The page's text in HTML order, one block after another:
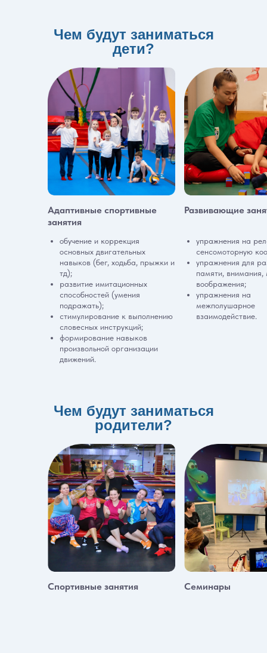
Чем будут заниматься
дети?
Адаптивные спортивные
занятия
обучение и коррекция
основных двигательных
навыков (бег, ходьба, прыжки и
тд);
развитие имитационных
способностей (умения
подражать);
стимулирование к выполнению
словесных инструкций;
формирование навыков
произвольной организации
движений.
Развивающие
упражнения на
сенсомоторную
упражнения для
памяти,
воображения;
упражнения на
межполушарное
взаимодействие.
Чем будут заниматься
родители?
Спортивные занятия Семинары